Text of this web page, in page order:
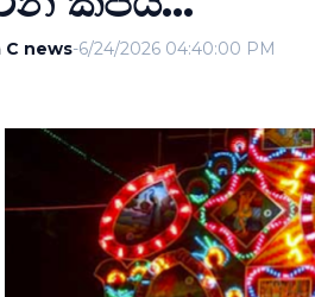
C news-6/24/2026 04:40:00 PM